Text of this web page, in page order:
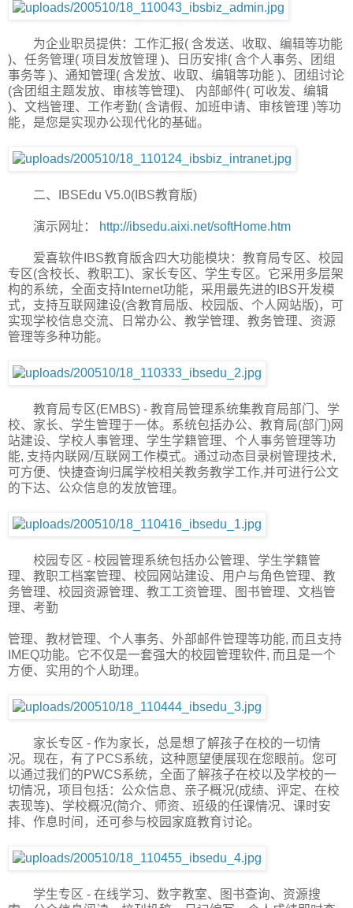
为企业职员提供：工作汇报( 含发送、收取、编辑等功能
)、任务管理( 项目发放管理 )、日历安排( 含个人事务、团组
事务等 )、通知管理( 含发放、收取、编辑等功能 )、团组讨论
(含团组主题发放、审核等管理)、 内部邮件( 可收发、编辑
)、文档管理、工作考勤( 含请假、加班申请、审核管理 )等功
能，是您是实现办公现代化的基础。
二、IBSEdu V5.0(IBS教育版)
演示网址： http://ibsedu.aixi.net/softHome.htm
爱喜软件IBS教育版含四大功能模块：教育局专区、校园
专区(含校长、教职工)、家长专区、学生专区。它采用多层架
构的系统，全面支持Internet功能，采用最先进的IBS开发模
式，支持互联网建设(含教育局版、校园版、个人网站版)，可
实现学校信息交流、日常办公、教学管理、教务管理、资源
管理等多种功能。
教育局专区(EMBS) - 教育局管理系统集教育局部门、学
校、家长、学生管理于一体。系统包括办公、教育局(部门)网
站建设、学校人事管理、学生学籍管理、个人事务管理等功
能, 支持内联网/互联网工作模式。通过动态目录树管理技术,
可方便、快捷查询归属学校相关教务教学工作,并可进行公文
的下达、公众信息的发放管理。
校园专区 - 校园管理系统包括办公管理、学生学籍管
理、教职工档案管理、校园网站建设、用户与角色管理、教
务管理、校园资源管理、教工工资管理、图书管理、文档管
理、考勤
管理、教材管理、个人事务、外部邮件管理等功能, 而且支持
IMEQ功能。它不仅是一套强大的校园管理软件, 而且是一个
方便、实用的个人助理。
家长专区 - 作为家长，总是想了解孩子在校的一切情
况。现在，有了PCS系统，这种愿望便展现在您眼前。您可
以通过我们的PWCS系统，全面了解孩子在校以及学校的一
切情况，项目包括：公众信息、亲子概况(成绩、评定、在校
表现等)、学校概况(简介、师资、班级的任课情况、课时安
排、作息时间，还可参与校园家庭教育讨论。
学生专区 - 在线学习、数字教室、图书查询、资源搜